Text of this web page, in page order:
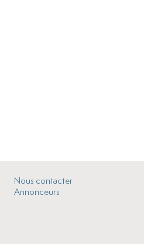
Nous contacter
Annonceurs